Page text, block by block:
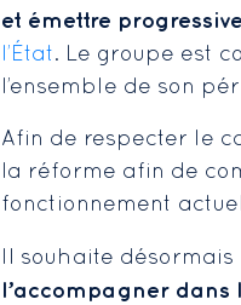
et émettre
l’État. Le groupe est
l’ensemble de son
Afin de respecter le
la réforme afin de
fonctionnement
Il souhaite désormais
l’accompagner